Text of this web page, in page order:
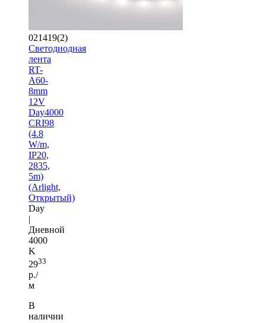
021419(2)
Светодиодная
лента
RT-
A60-
8mm
12V
Day4000
CRI98
(4.8
W/m,
IP20,
2835,
5m)
(Arlight,
Открытый)
Day
|
Дневной
4000
K
2933
р./
м
В
наличии